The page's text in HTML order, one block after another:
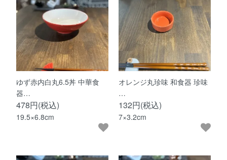
ゆず赤内白丸6.5丼 中華食
器…
478円(税込)
19.5×6.8cm
オレンジ丸珍味 和食器 珍味
…
132円(税込)
7×3.2cm